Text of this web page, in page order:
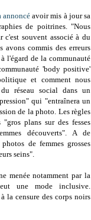
annoncéavoir mis à jour sa
de poitrines. "Nous
c'est souvent associé à du
avons commis des erreurs
l'égard de la communauté
'body positive'
et comment nous
réseau social dans un
qui "entraînera un
de la photo. Les règles
plans sur des fesses
découverts". A de
de femmes grosses
seins".
menée notamment par la
une mode inclusive.
la censure des corps noirs